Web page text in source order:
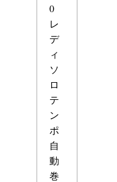
0
レ
デ
ィ
ソ
ロ
テ
ン
ポ
自
動
巻